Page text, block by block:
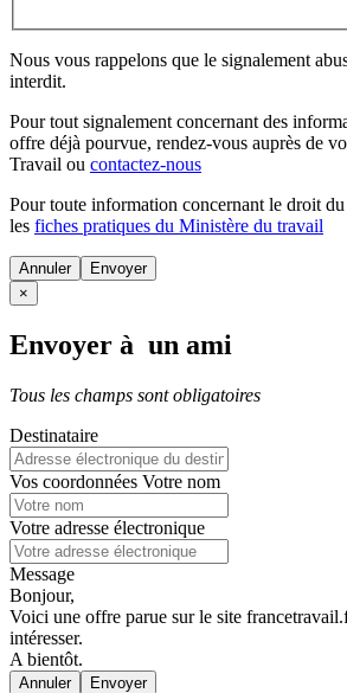
Nous vous rappelons que le signalement
interdit.
Pour tout signalement concernant des
offre déjà pourvue, rendez-vous auprès de
Travail ou contactez-nous
Pour toute information concernant le droit
les fiches pratiques du Ministère du travail
Annuler
×
Envoyer à un ami
Tous les champs sont obligatoires
Destinataire
Vos coordonnées Votre nom
Votre adresse électronique
Message
Bonjour,
Voici une offre parue sur le site
intéresser.
A bientôt.
Annuler